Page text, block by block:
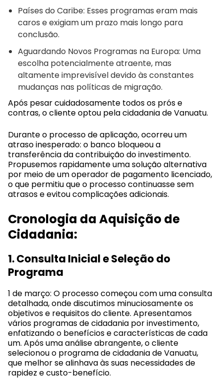
Países do Caribe: Esses programas eram mais
caros e exigiam um prazo mais longo para
conclusão.
Aguardando Novos Programas na Europa: Uma
escolha potencialmente atraente, mas
altamente imprevisível devido às constantes
mudanças nas políticas de migração.
Após pesar cuidadosamente todos os prós e
contras, o cliente optou pela cidadania de Vanuatu.
Durante o processo de aplicação, ocorreu um
atraso inesperado: o banco bloqueou a
transferência da contribuição do investimento.
Propusemos rapidamente uma solução alternativa
por meio de um operador de pagamento licenciado,
o que permitiu que o processo continuasse sem
atrasos e evitou complicações adicionais.
Cronologia da Aquisição de
Cidadania:
1. Consulta Inicial e Seleção do
Programa
1 de março: O processo começou com uma consulta
detalhada, onde discutimos minuciosamente os
objetivos e requisitos do cliente. Apresentamos
vários programas de cidadania por investimento,
enfatizando o benefícios e características de cada
um. Após uma análise abrangente, o cliente
selecionou o programa de cidadania de Vanuatu,
que melhor se alinhava às suas necessidades de
rapidez e custo-benefício.